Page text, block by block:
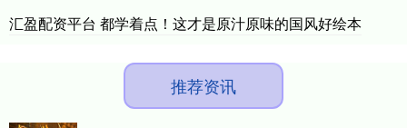
汇盈配资平台 都学着点！这才是原汁原味的国风好绘本
推荐资讯